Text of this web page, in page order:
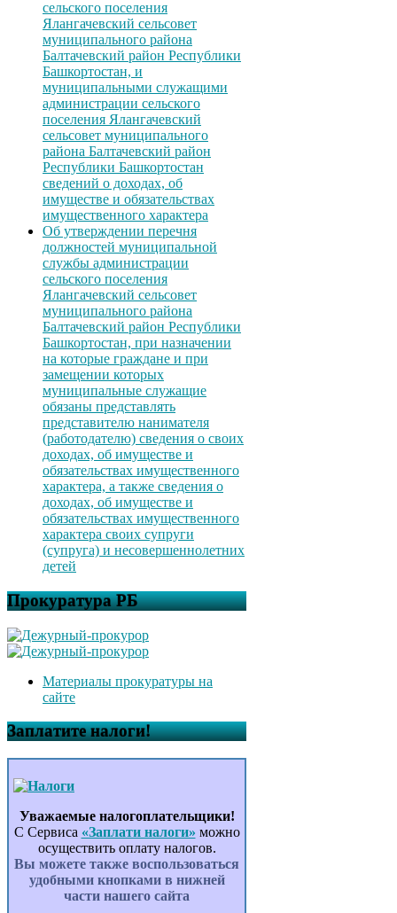
сельского поселения
Ялангачевский сельсовет
муниципального района
Балтачевский район Республики
Башкортостан, и
муниципальными служащими
администрации сельского
поселения Ялангачевский
сельсовет муниципального
района Балтачевский район
Республики Башкортостан
сведений о доходах, об
имуществе и обязательствах
имущественного характера
Об утверждении перечня
должностей муниципальной
службы администрации
сельского поселения
Ялангачевский сельсовет
муниципального района
Балтачевский район Республики
Башкортостан, при назначении
на которые граждане и при
замещении которых
муниципальные служащие
обязаны представлять
представителю нанимателя
(работодателю) сведения о своих
доходах, об имуществе и
обязательствах имущественного
характера, а также сведения о
доходах, об имуществе и
обязательствах имущественного
характера своих супруги
(супруга) и несовершеннолетних
детей
Прокуратура РБ
Материалы прокуратуры на
сайте
Заплатите налоги!
Уважаемые налогоплательщики!
С Сервиса «Заплати налоги» можно
осуществить оплату налогов.
Вы можете также воспользоваться
удобными кнопками в нижней
части нашего сайта